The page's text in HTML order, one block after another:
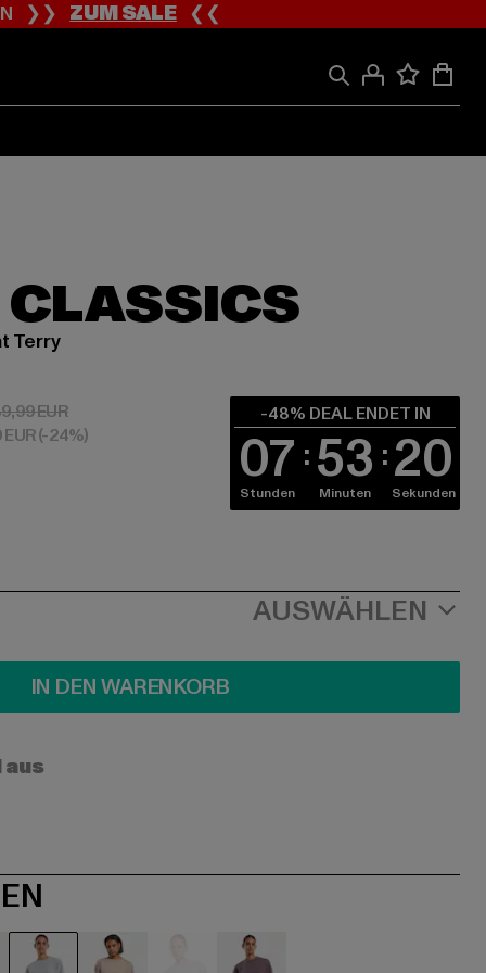
❯❯ZUM SALE❮❮
Terry
EUR
EURAktionspreis: 39,99 EUR
(-24%)
-48% DEAL ENDET IN
07
Stunden 53
Minuten 19
Sekunden
AUSWÄHLEN
IN DEN WARENKORB